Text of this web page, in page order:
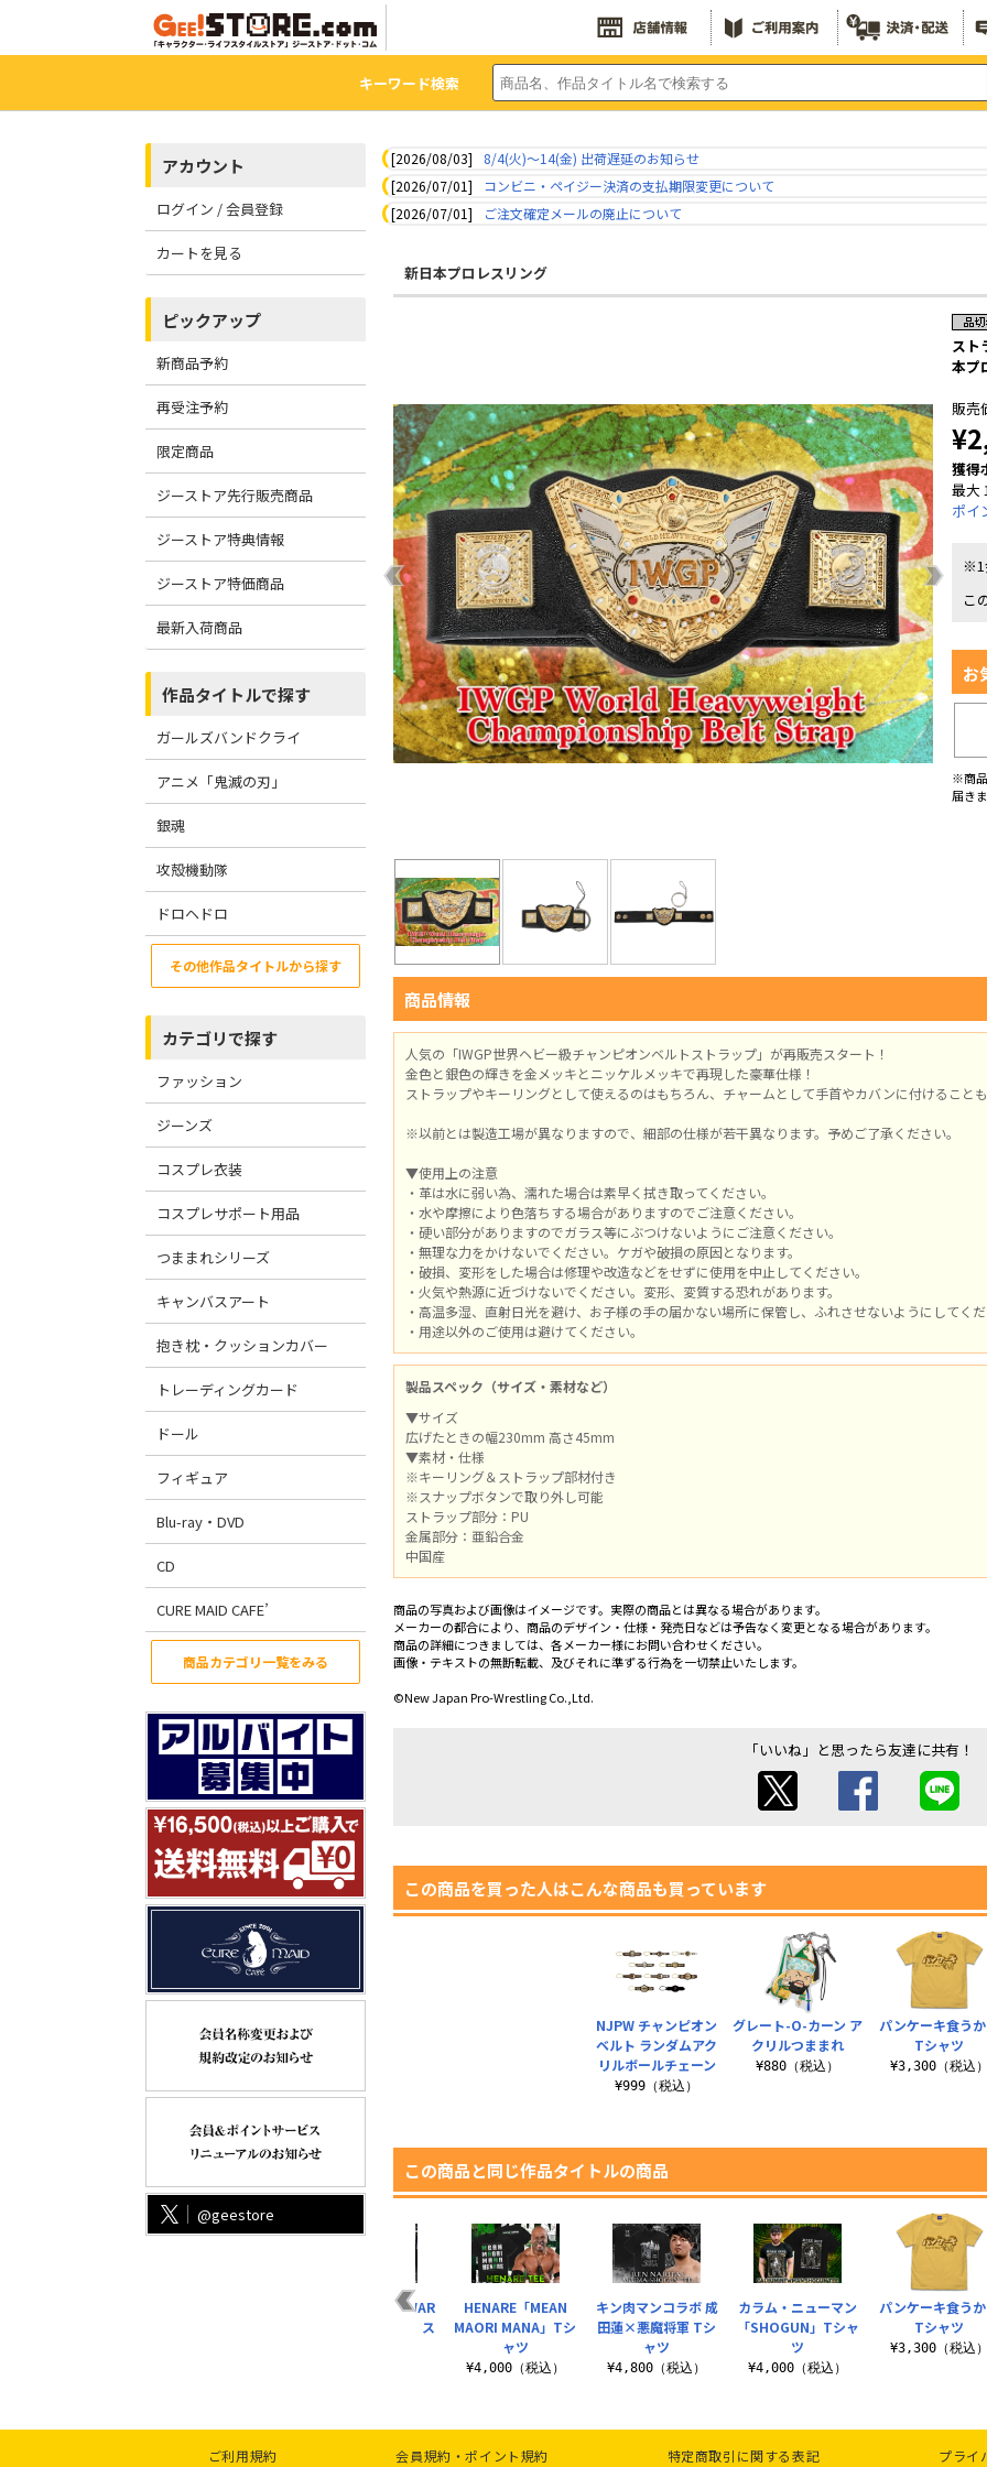
キーワード検索
アカウント
ログイン / 会員登録
カートを見る
ピックアップ
新商品予約
再受注予約
限定商品
ジーストア先行販売商品
ジーストア特典情報
ジーストア特価商品
最新入荷商品
作品タイトルで探す
ガールズバンドクライ
アニメ「鬼滅の刃」
銀魂
攻殻機動隊
ドロヘドロ
その他作品タイトルから探す
カテゴリで探す
ファッション
ジーンズ
コスプレ衣装
コスプレサポート用品
つままれシリーズ
キャンバスアート
抱き枕・クッションカバー
トレーディングカード
ドール
フィギュア
Blu-ray・DVD
CD
CURE MAID CAFE’
商品カテゴリ一覧をみる
@geestore
[2026/08/03]
8/4(火)～14(金) 出荷遅延のお知らせ
[2026/07/01]
コンビニ・ペイジー決済の支払期限変更について
[2026/07/01]
ご注文確定メールの廃止について
新日本プロレスリング
スト
本プ
販売
獲得
最大
ポイ
※1
こ
お
※商
届きま
商品情報
人気の「IWGP世界ヘビー級チャンピオンベルトストラップ」が再販売スタート！
金色と銀色の輝きを金メッキとニッケルメッキで再現した豪華仕様！
ストラップやキーリングとして使えるのはもちろん、チャームとして手首やカバンに付けることも
※以前とは製造工場が異なりますので、細部の仕様が若干異なります。予めご了承ください。
▼使用上の注意
・革は水に弱い為、濡れた場合は素早く拭き取ってください。
・水や摩擦により色落ちする場合がありますのでご注意ください。
・硬い部分がありますのでガラス等にぶつけないようにご注意ください。
・無理な力をかけないでください。ケガや破損の原因となります。
・破損、変形をした場合は修理や改造などをせずに使用を中止してください。
・火気や熱源に近づけないでください。変形、変質する恐れがあります。
・高温多湿、直射日光を避け、お子様の手の届かない場所に保管し、ふれさせないようにしてくだ
・用途以外のご使用は避けてください。
製品スペック（サイズ・素材など）
▼サイズ
広げたときの幅230mm 高さ45mm
▼素材・仕様
※キーリング＆ストラップ部材付き
※スナップボタンで取り外し可能
ストラップ部分：PU
金属部分：亜鉛合金
中国産
商品の写真および画像はイメージです。実際の商品とは異なる場合があります。
メーカーの都合により、商品のデザイン・仕様・発売日などは予告なく変更となる場合があります。
商品の詳細につきましては、各メーカー様にお問い合わせください。
画像・テキストの無断転載、及びそれに準ずる行為を一切禁止いたします。
©New Japan Pro-Wrestling Co.,Ltd.
「いいね」と思ったら友達に共有！
この商品を買った人はこんな商品も買っています
グレート-O-カーン ア
クリルつままれ
¥880（税込）
パンケーキ食うか
Tシャツ
¥3,300（税込）
NJPW チャンピオン
ベルト ランダムアク
リルボールチェーン
¥999（税込）
この商品と同じ作品タイトルの商品
カラム・ニューマン
「SHOGUN」Tシャ
ツ
¥4,000（税込）
パンケーキ食うか
Tシャツ
¥3,300（税込）
BULLET CLUB WAR
DOGS「CREST」ス
HENARE「MEAN
MAORI MANA」Tシ
ャツ
¥4,000（税込）
キン肉マンコラボ 成
田蓮×悪魔将軍 Tシ
ャツ
¥4,800（税込）
ご利用規約 会員規約・ポイント規約 特定商取引に関する表記 プライ